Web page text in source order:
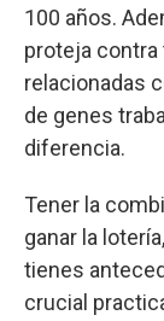
100 años.
proteja
relacionadas
de genes
diferencia.
Tener la
ganar la
tienes
crucial